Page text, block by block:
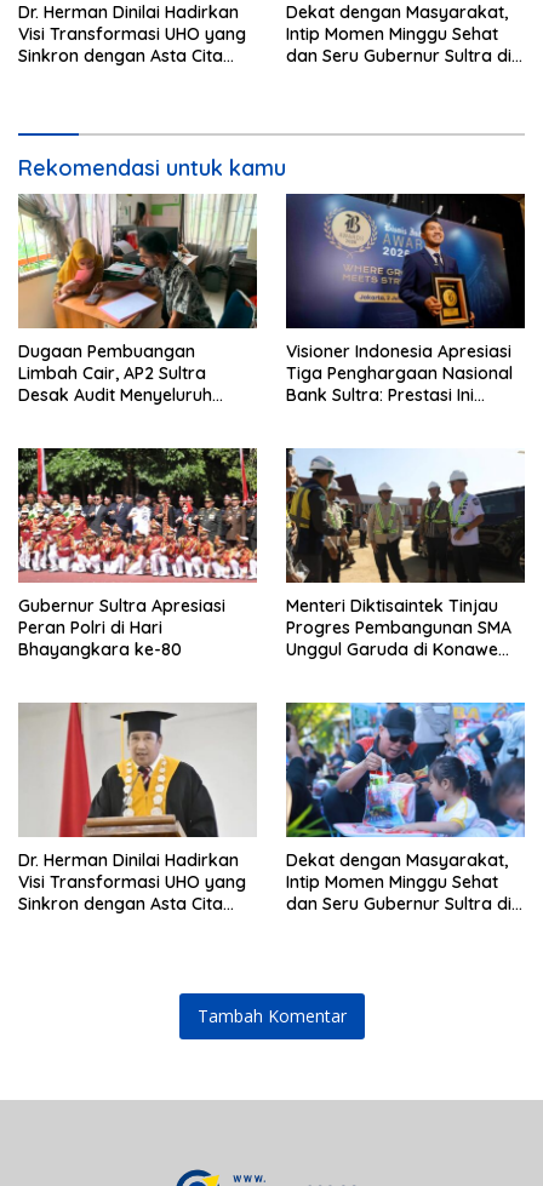
Dr. Herman Dinilai Hadirkan
Visi Transformasi UHO yang
Sinkron dengan Asta Cita
Dekat dengan Masyarakat,
Intip Momen Minggu Sehat
dan Seru Gubernur Sultra di
Rekomendasi untuk kamu
Dugaan Pembuangan
Limbah Cair, AP2 Sultra
Desak Audit Menyeluruh
Hukum
Visioner Indonesia Apresiasi
Tiga Penghargaan Nasional
Bank Sultra: Prestasi Ini
Andri Permana
Gubernur Sultra Apresiasi
Peran Polri di Hari
Bhayangkara ke-80
Menteri Diktisaintek Tinjau
Progres Pembangunan SMA
Unggul Garuda di Konawe
Dr. Herman Dinilai Hadirkan
Visi Transformasi UHO yang
Sinkron dengan Asta Cita
Dekat dengan Masyarakat,
Intip Momen Minggu Sehat
dan Seru Gubernur Sultra di
Tambah Komentar